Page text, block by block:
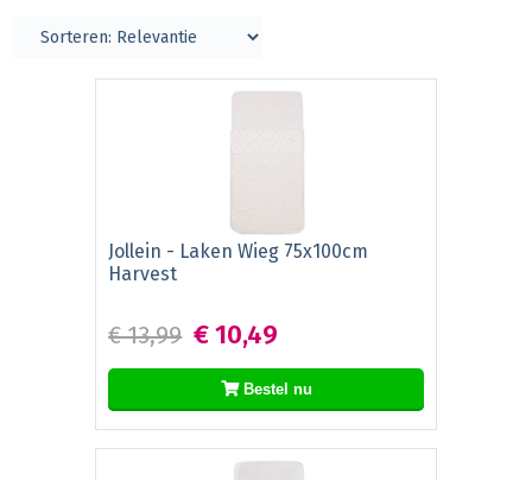
Jollein - Laken Wieg 75x100cm
Harvest
€ 13,99 € 10,49
Bestel nu